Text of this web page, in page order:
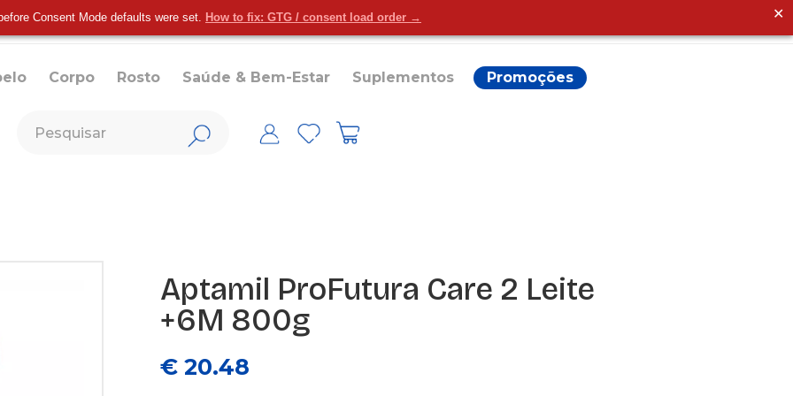
Consent Mode defaults were set. How to fix: GTG / consent load order → ✕
Corpo Rosto Saúde & Bem-Estar Suplementos Promoções
Aptamil ProFutura Care 2 Leite
+6M 800g
€ 20.48